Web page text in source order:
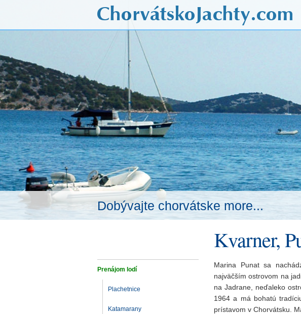
Dobývajte chorvátske more...
Kvarner,
Prenájom lodí
Plachetnice
Katamarany
Marina Punat sa
najväčším ostrovom na
na Jadrane, neďaleko
1964 a má bohatú
prístavom v Chorvátsku.